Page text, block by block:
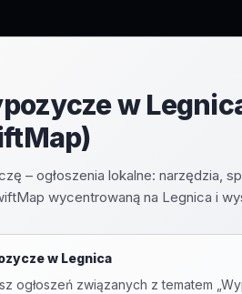
w
– ogłoszenia lokalne: narzędzia,
wycentrowaną na Legnica i
w Legnica
ogłoszeń związanych z tematem „